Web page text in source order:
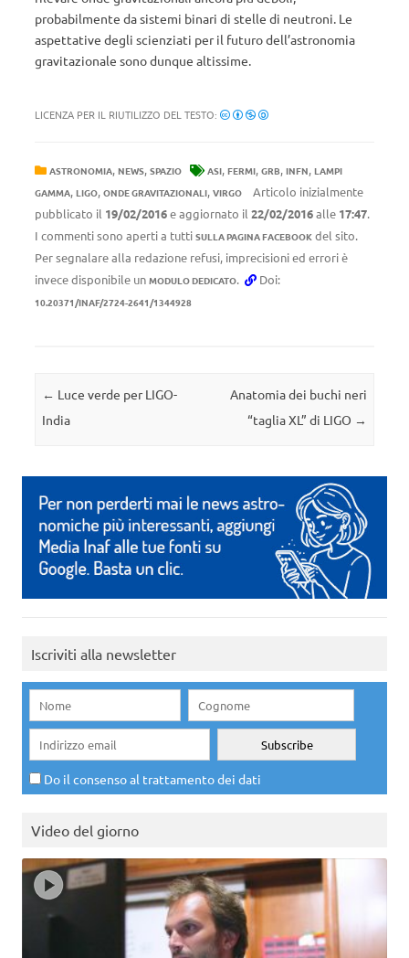
probabilmente da sistemi binari di stelle di neutroni. Le
aspettative degli scienziati per il futuro dell’astronomia
gravitazionale sono dunque altissime.
LICENZA PER IL RIUTILIZZO DEL TESTO:
ASTRONOMIA, NEWS, SPAZIO ASI, FERMI, GRB, INFN, LAMPI
GAMMA, LIGO, ONDE GRAVITAZIONALI, VIRGO
Articolo inizialmente
pubblicato il 19/02/2016e aggiornato il 22/02/2016alle 17:47.
I commenti sono aperti a tutti SULLA PAGINA FACEBOOK del sito.
Per segnalare alla redazione refusi, imprecisioni ed errori è
invece disponibile un MODULO DEDICATO. Doi:
10.20371/INAF/2724-2641/1344928
Navigazione articolo
← Luce verde per LIGO-
India
Anatomia dei buchi neri
“taglia XL” di LIGO →
Iscriviti alla newsletter
Do il consenso al trattamento dei dati
Video del giorno